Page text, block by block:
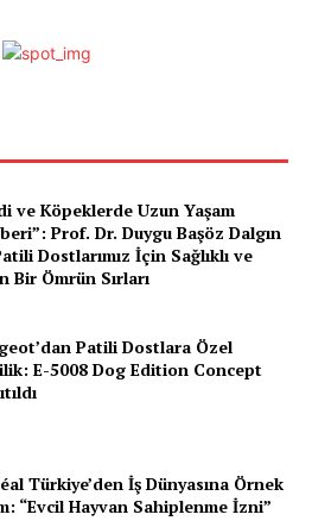
Gazetesi
Sektörel
ve Köpeklerde Uzun Yaşam
Prof. Dr. Duygu Başöz Dalgın
Dostlarımız İçin Sağlıklı ve
Bir Ömrün Sırları
Patili Dostlara Özel
E-5008 Dog Edition Concept
Türkiye’den İş Dünyasına Örnek
“Evcil Hayvan Sahiplenme İzni”